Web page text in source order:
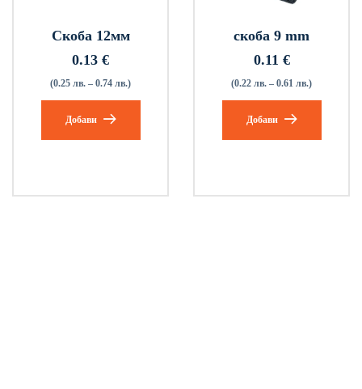
Скоба 12мм
0.13 €
(0.25 лв. – 0.74 лв.)
Добави
скоба 9 mm
0.11 €
(0.22 лв. – 0.61 лв.)
Добави